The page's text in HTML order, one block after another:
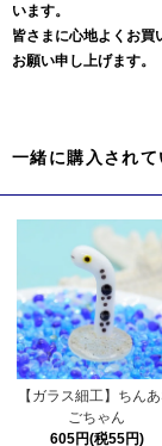
います。
皆さまに心地よくお買
お願い申し上げます。
一緒に購入されて
【ガラス細工】ちん
ごちゃん
605円(税55円)